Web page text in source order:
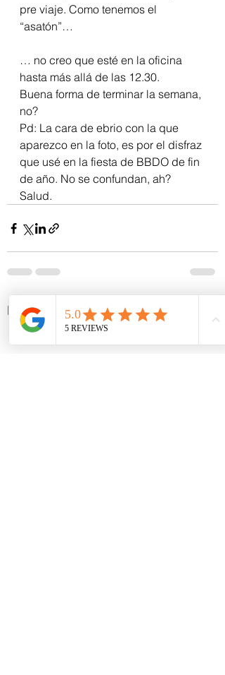
pre viaje. Como tenemos el
“asatón”…
… no creo que esté en la oficina
hasta más allá de las 12.30.
Buena forma de terminar la semana,
no?
Pd: La cara de ebrio con la que
aparezco en la foto, es por el disfraz
que usé en la fiesta de BBDO de fin
de año. No se confundan, ah?
Salud.
Entradas recientes